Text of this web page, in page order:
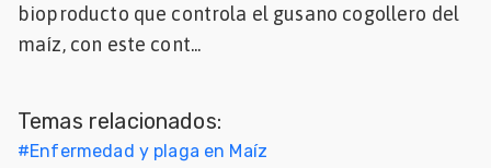
bioproducto que controla el gusano cogollero del
maíz, con este cont...
Temas relacionados:
#Enfermedad y plaga en Maíz